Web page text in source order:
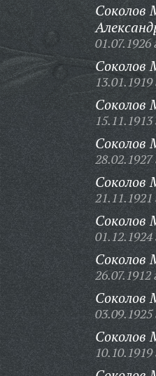
Соколов
01.07.1926
Соколов
13.01.1919
Соколов
15.11.1913
Соколов
28.02.1927
Соколов
21.11.1921
Соколов
01.12.1924
Соколов
26.07.1912
Соколов
03.09.1925
Соколов
10.10.1919